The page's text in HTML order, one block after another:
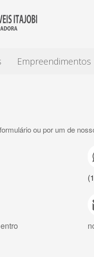
Empreendimentos
ou por um de